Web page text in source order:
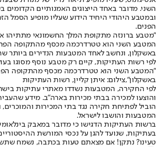
השני. מדובר באחד הייצוגים האמנותיים הקדומים
ובמטבע היהודי היחיד הידוע שעליו מופיע הסמל
הפנים.
"מטבע ברונזה מתקופת המלך החשמונאי מתתיהו
המטבע השני הוא טטרדרכמה מכסף מהתקופה
באשקלון, ונחשב לאחד המטבעות הנדירים ביותר
לפי רשות העתיקות, קיים רק מטבע נוסף מסוגו
"המטבע השני הוא טטרדרכמה מכסף מהתקופה
באשקלון",צילום: איתן קליין, רשות העתיקות
לפי החקירה, המטבעות נשדדו מאתרי עתיקות
והוצעו למכירה בבתי מכירות בארה"ב. מידע
הוביל לפתיחת חקירה נגד בתי המכירות והמוכרים,
המטבעות והושבו לישראל.
ברשות העתיקות הדגישו כי מדובר במאבק
בעתיקות, שנועד להגן על נכסי המורשת
טעינו? נתקן! אם מצאתם טעות בכתבה, נשמח